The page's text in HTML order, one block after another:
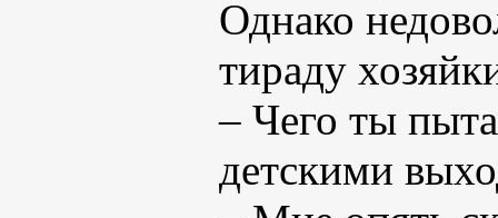
Однако
тираду
– Чего ты
детскими